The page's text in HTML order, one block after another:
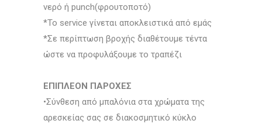
νερό ή punch(φρουτοποτό)
*Το service γίνεται αποκλειστικά από εμάς
*Σε περίπτωση βροχής διαθέτουμε τέντα
ώστε να προφυλάξουμε το τραπέζι
ΕΠΙΠΛΕΟΝ ΠΑΡΟΧΕΣ
•Σύνθεση από μπαλόνια στα χρώματα της
αρεσκείας σας σε διακοσμητικό κύκλο